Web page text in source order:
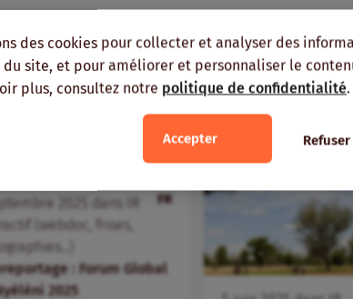
des cookies pour collecter et analyser des
site, et pour améliorer et personnaliser le
plus, consultez notre politique de confidentialité.
Accepter Refuser
FR
dans
(webdoc, frises,
: Forum Global
2025